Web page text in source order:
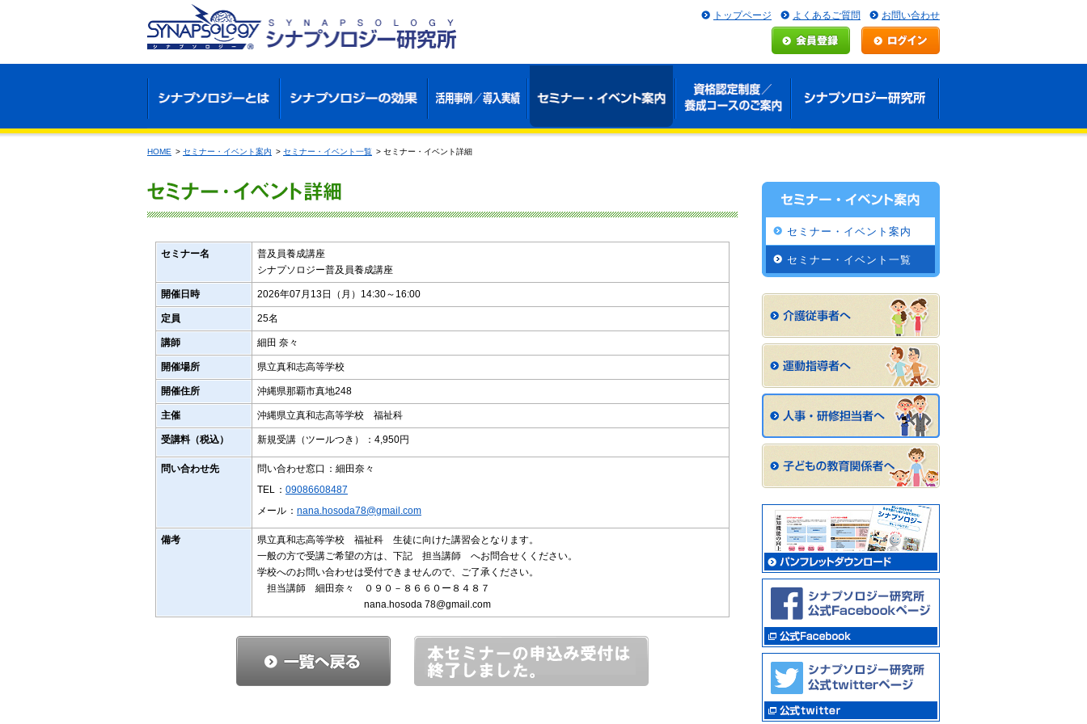
トップページ よくあるご質問 お問い合わせ
HOME > セミナー・イベント案内 > セミナー・イベント一覧 > セミナー・イベント詳細
セミナー名
普及員養成講座
シナプソロジー普及員養成講座
開催日時 2026年07月13日（月）14:30～16:00
定員 25名
講師 細田 奈々
開催場所 県立真和志高等学校
開催住所 沖縄県那覇市真地248
主催 沖縄県立真和志高等学校 福祉科
受講料（税込） 新規受講（ツールつき） ：4,950円
問い合わせ先 問い合わせ窓口 ：細田奈々
TEL ： 09086608487
メール ： nana.hosoda78@gmail.com
備考
県立真和志高等学校 福祉科 生徒に向けた講習会となります。
一般の方で受講ご希望の方は、下記 担当講師 へお問合せくください。
学校へのお問い合わせは受付できませんので、ご了承ください。
担当講師 細田奈々 ０９０－８６６０ー８４８７
nana.hosoda 78@gmail.com
セミナー・イベント案内
セミナー・イベント一覧